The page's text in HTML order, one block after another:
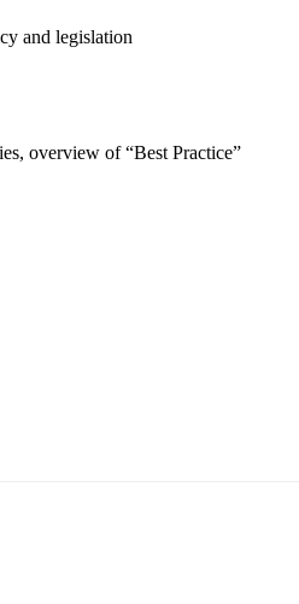
and legislation
overview of “Best Practice”